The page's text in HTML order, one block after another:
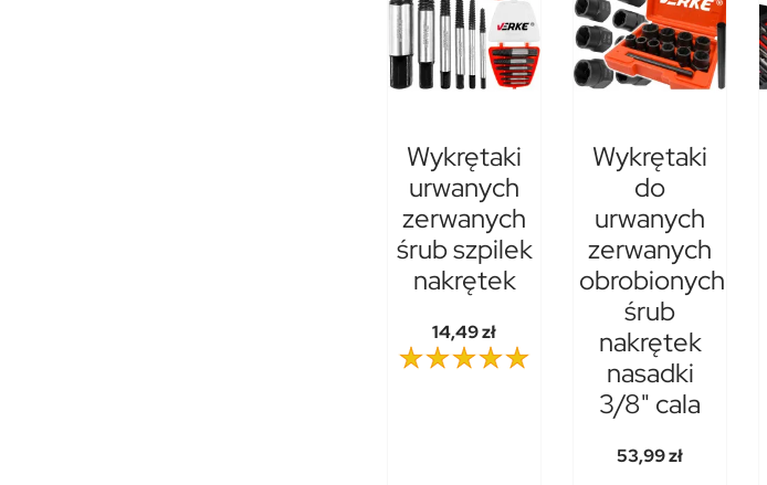
Wykrętaki
urwanych
zerwanych
śrub szpilek
nakrętek
14,49 zł
Wykrętaki
do
urwanych
zerwanych
obrobionych
śrub
nakrętek
nasadki
3/8" cala
53,99 zł